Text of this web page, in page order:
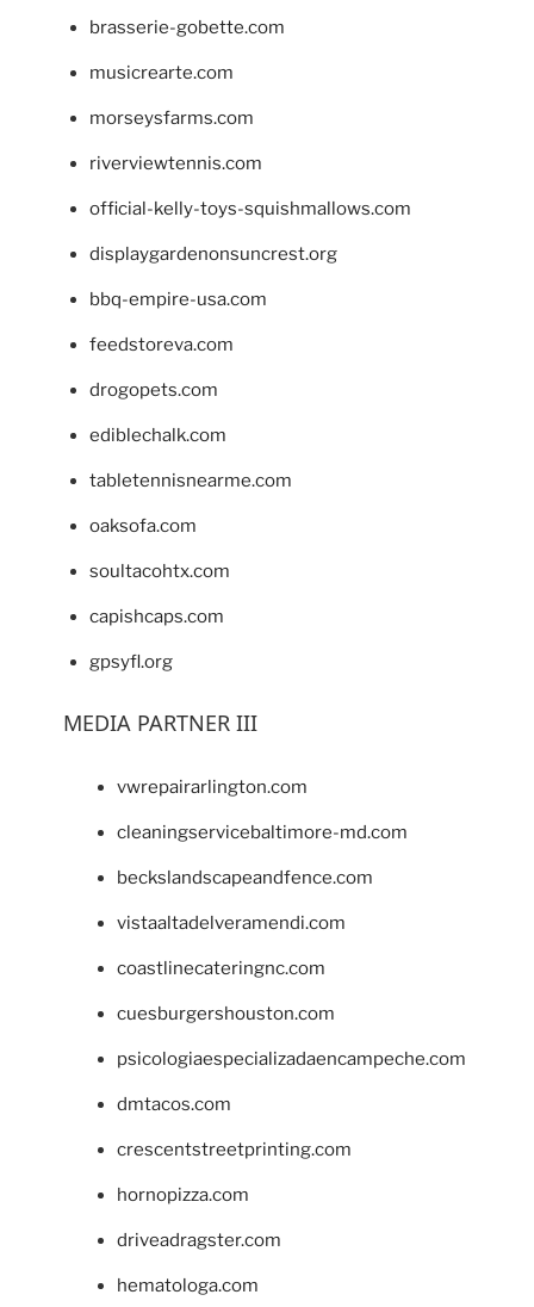
brasserie-gobette.com
musicrearte.com
morseysfarms.com
riverviewtennis.com
official-kelly-toys-squishmallows.com
displaygardenonsuncrest.org
bbq-empire-usa.com
feedstoreva.com
drogopets.com
ediblechalk.com
tabletennisnearme.com
oaksofa.com
soultacohtx.com
capishcaps.com
gpsyfl.org
MEDIA PARTNER III
vwrepairarlington.com
cleaningservicebaltimore-md.com
beckslandscapeandfence.com
vistaaltadelveramendi.com
coastlinecateringnc.com
cuesburgershouston.com
psicologiaespecializadaencampeche.com
dmtacos.com
crescentstreetprinting.com
hornopizza.com
driveadragster.com
hematologa.com